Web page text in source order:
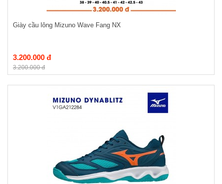
Giày cầu lông Mizuno Wave Fang NX
3.200.000 đ
3.200.000 đ